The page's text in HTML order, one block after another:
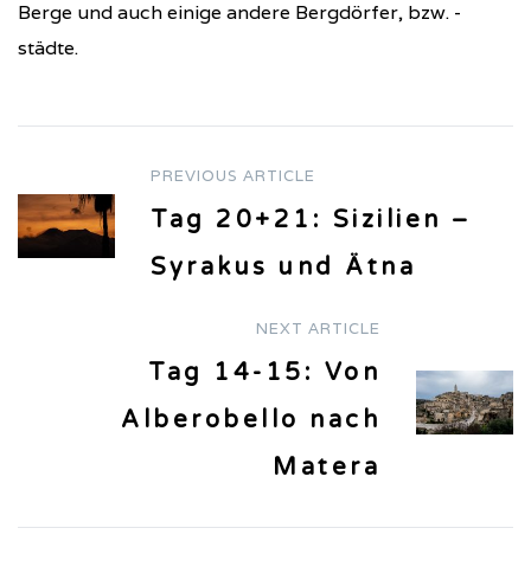
Berge und auch einige andere Bergdörfer, bzw. -
städte.
Post
navigation
PREVIOUS ARTICLE
Tag 20+21: Sizilien –
Syrakus und Ätna
NEXT ARTICLE
Tag 14-15: Von
Alberobello nach
Matera